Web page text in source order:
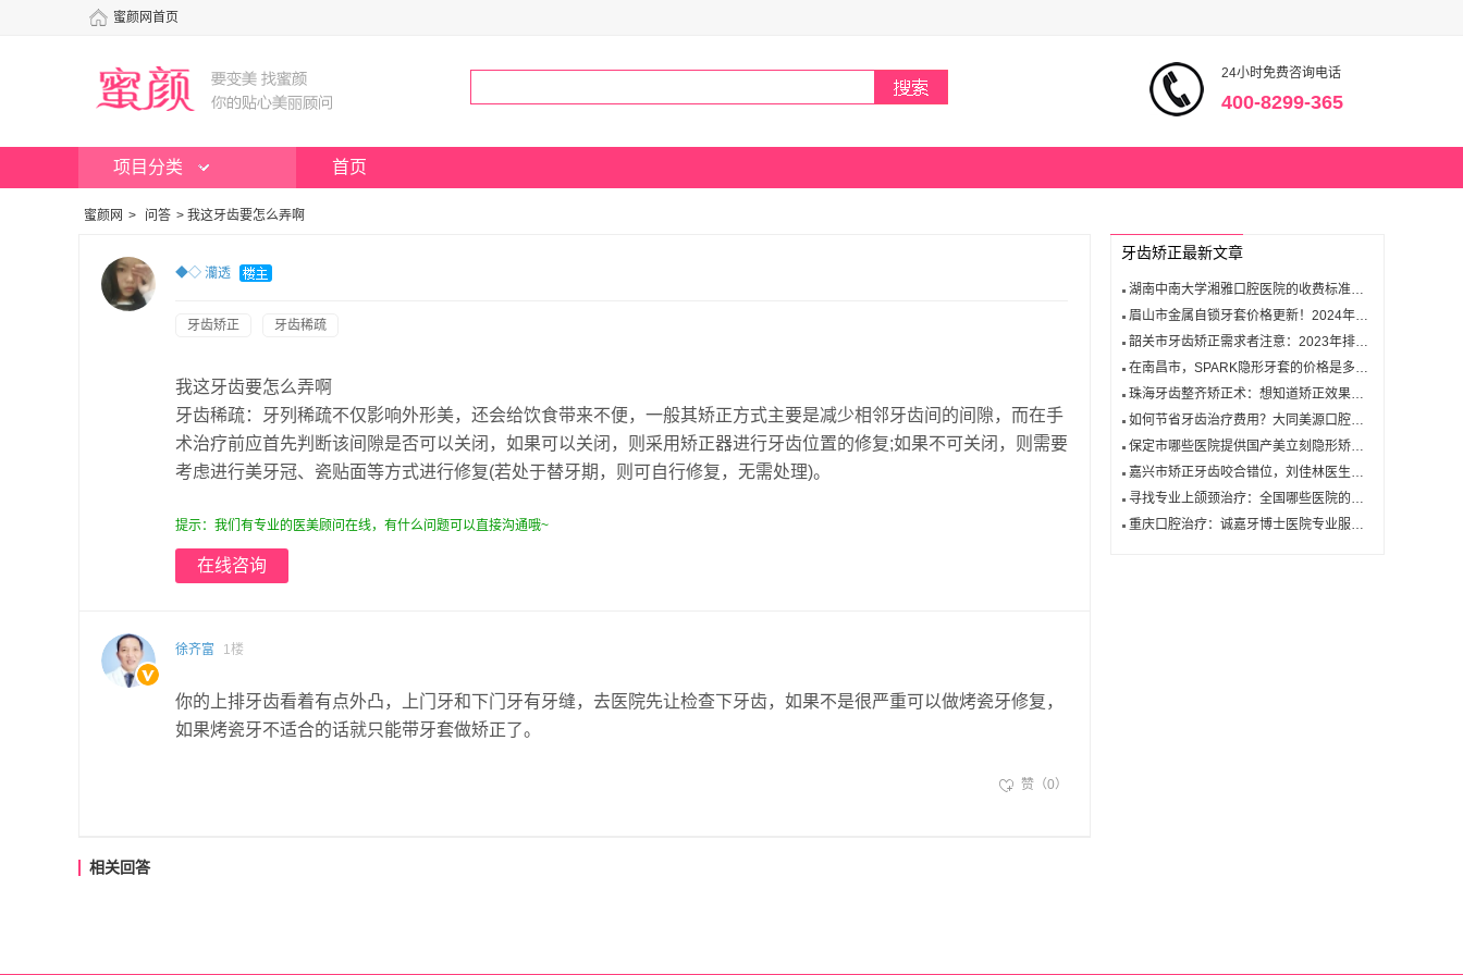
蜜颜网首页
24小时免费咨询电话
400-8299-365
项目分类 首页
蜜颜网 > 问答 > 我这牙齿要怎么弄啊
◆◇ 灡透
牙齿矫正 牙齿稀疏
我这牙齿要怎么弄啊
牙齿稀疏：牙列稀疏不仅影响外形美，还会给饮食带来不便，一般其矫正方式主要是减少相邻牙齿间的间隙，而在手
术治疗前应首先判断该间隙是否可以关闭，如果可以关闭，则采用矫正器进行牙齿位置的修复;如果不可关闭，则需要
考虑进行美牙冠、瓷贴面等方式进行修复(若处于替牙期，则可自行修复，无需处理)。
提示：我们有专业的医美顾问在线，有什么问题可以直接沟通哦~
在线咨询
徐齐富 1楼
你的上排牙齿看着有点外凸，上门牙和下门牙有牙缝，去医院先让检查下牙齿，如果不是很严重可以做烤瓷牙修复，
如果烤瓷牙不适合的话就只能带牙套做矫正了。
赞（0）
相关回答
牙齿矫正最新文章
湖南中南大学湘雅口腔医院的收费标准合理吗？2024年患者评价如何？
眉山市金属自锁牙套价格更新！2024年美国奥美科牙套费用会是多少？
韶关市牙齿矫正需求者注意：2023年排名前六的整形医院有哪些独特优势？
在南昌市，SPARK隐形牙套的价格是多少？一文告诉你！
珠海牙齿整齐矫正术：想知道矫正效果能持续多久吗？
如何节省牙齿治疗费用？大同美源口腔医院全面费用明细助你一臂之力！
保定市哪些医院提供国产美立刻隐形矫正服务？效果如何？
嘉兴市矫正牙齿咬合错位，刘佳林医生的收费真的不贵吗？了解他的专业优势！
寻找专业上颌颈治疗：全国哪些医院的整形效果最令人满意？
重庆口腔治疗：诚嘉牙博士医院专业服务一览